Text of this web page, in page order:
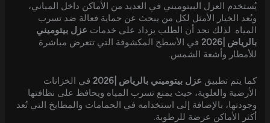
يُستخدم العزل البيتوميني في العديد من الأماكن داخل المباني،
ويُعد الخيار الأمثل لكل من يبحث عن حماية فعالة ضد تسرب
المياه. لذلك نجد أن الطلب يزداد على خدمات عزل بيتوميني
بالرياض |2026
في الأسطح المكشوفة التي تتعرض مباشرة
للأمطار وأشعة الشمس.
كما يتم تطبيق عزل بيتوميني بالرياض |2026
في الخزانات
الأرضية والعلوية، حيث يمنع تسرب المياه ويحافظ على نظافتها
وجودتها، بالإضافة إلى استخدامه في الحمامات والمطابخ التي تُعد
أكثر الأماكن عرضة للرطوبة.